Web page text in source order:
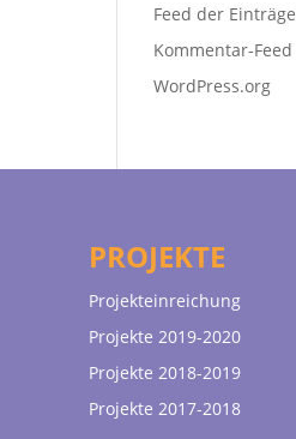
Feed der Einträge
Kommentar-Feed
WordPress.org
PROJEKTE
Projekteinreichung
Projekte 2019-2020
Projekte 2018-2019
Projekte 2017-2018